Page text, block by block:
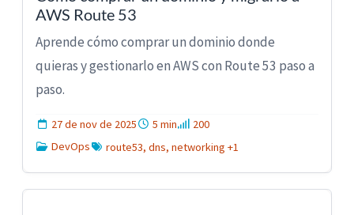
AWS Route 53
Aprende cómo comprar un dominio donde
quieras y gestionarlo en AWS con Route 53 paso a
paso.
27 de nov de 2025 5 min
200
DevOps
route53, dns, networking +1